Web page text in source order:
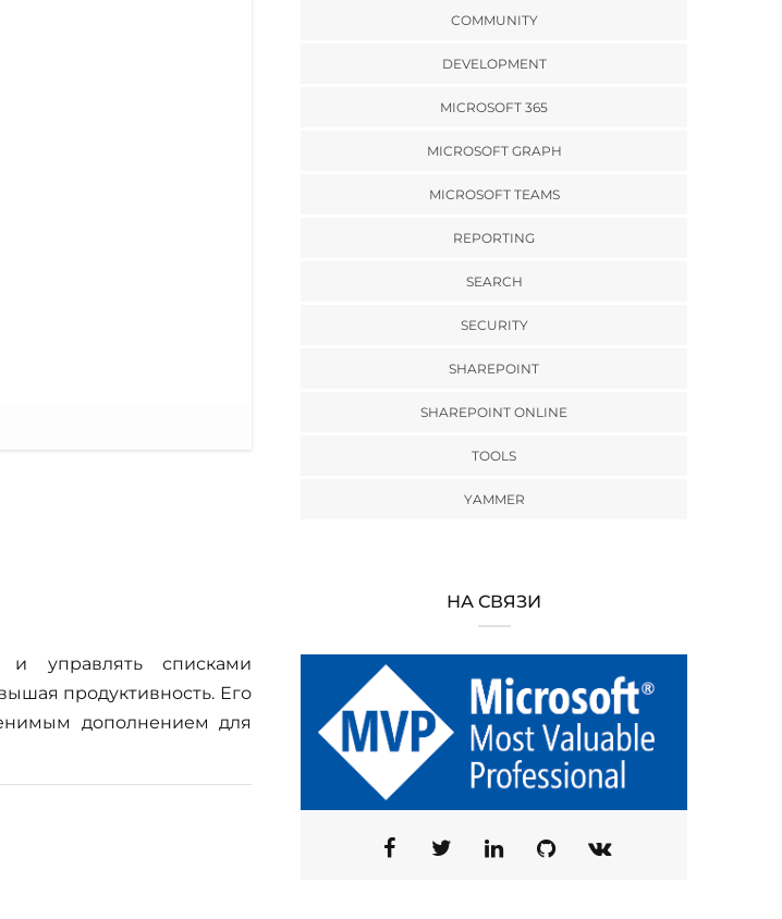
и управлять списками
продуктивность. Его
дополнением для
COMMUNITY
DEVELOPMENT
MICROSOFT 365
MICROSOFT GRAPH
MICROSOFT TEAMS
REPORTING
SEARCH
SECURITY
SHAREPOINT
SHAREPOINT ONLINE
TOOLS
YAMMER
НА СВЯЗИ